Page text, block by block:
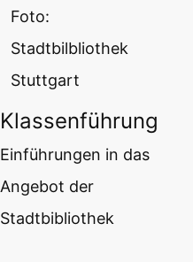
Foto:
Stadtbilbliothek
Stuttgart
Klassenführung
Einführungen in das
Angebot der
Stadtbibliothek